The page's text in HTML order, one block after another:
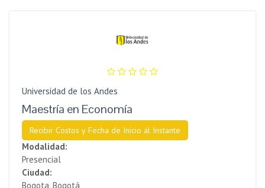
Universidad de los Andes
Maestría en Economía
Recibir Costos y Fecha de Inicio al Instante
Modalidad:
Presencial
Ciudad:
Bogota, Bogotá